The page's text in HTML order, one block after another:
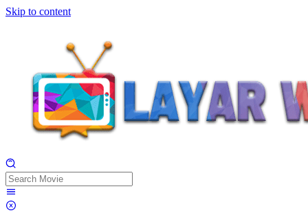
Skip to content